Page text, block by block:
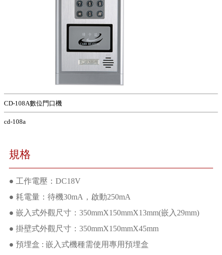
CD-108A數位門口機
cd-108a
規格
● 工作電壓：DC18V
● 耗電量：待機30mA，啟動250mA
● 嵌入式外觀尺寸：350mmX150mmX13mm(嵌入29mm)
● 掛壁式外觀尺寸：350mmX150mmX45mm
● 預埋盒 : 嵌入式機種需使用專用預埋盒